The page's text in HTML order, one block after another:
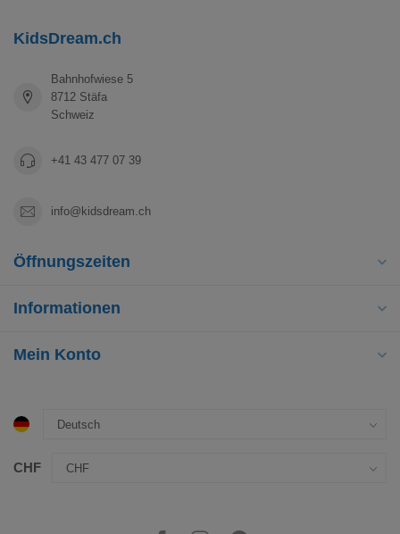
KidsDream.ch
Bahnhofwiese 5
8712 Stäfa
Schweiz
+41 43 477 07 39
info@kidsdream.ch
Öffnungszeiten
Informationen
Mein Konto
CHF